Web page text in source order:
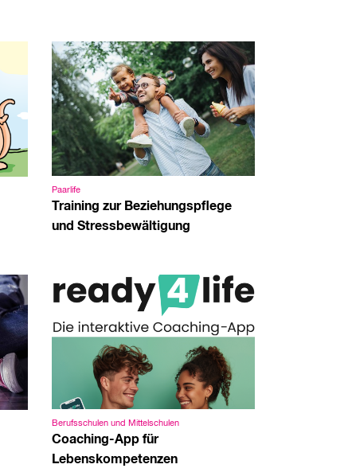
Paarlife
Training zur Beziehungspflege
und Stressbewältigung
Berufsschulen und Mittelschulen
Coaching-App für
Lebenskompetenzen